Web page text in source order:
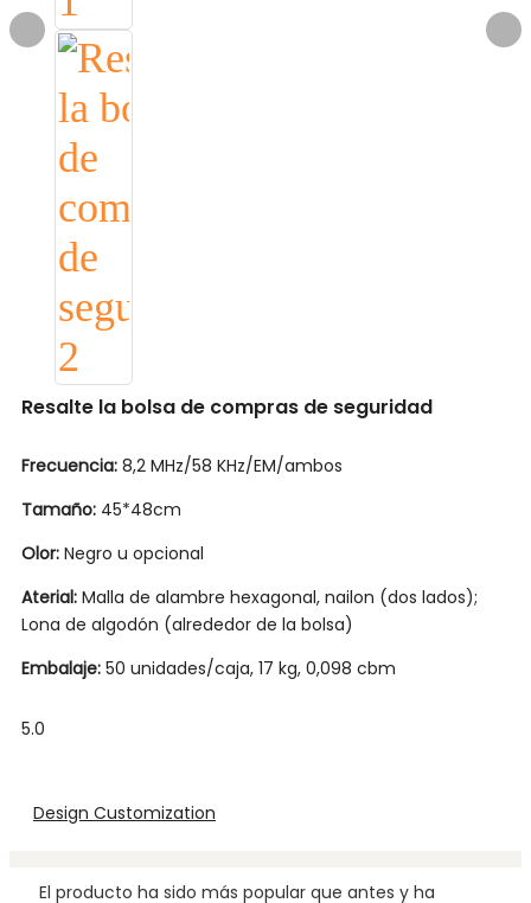
Resalte la bolsa de compras de seguridad
Frecuencia: 8,2 MHz/58 KHz/EM/ambos
Tamaño: 45*48cm
Olor: Negro u opcional
Aterial: Malla de alambre hexagonal, nailon (dos lados);
Lona de algodón (alrededor de la bolsa)
Embalaje: 50 unidades/caja, 17 kg, 0,098 cbm
5.0
Design Customization
El producto ha sido más popular que antes y ha